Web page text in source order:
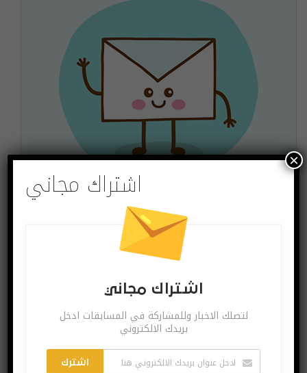
اشتراك مجاني
لتصلك الاخبار وللمشاركة في المسابقات ادخل بريدك
الالكتروني
يمكنك الغاء الاشتراك ساعة ما تشاء
اشتراك مجاني
اشتراك مجاني
لتصلك الاخبار وللمشاركة في المسابقات ادخل
بريدك الالكتروني
اشترك
×